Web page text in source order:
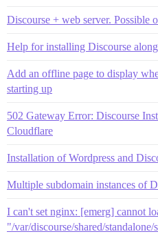
Discourse + web server. Possible
Help for installing Discourse
Add an offline page to display
starting up
502 Gateway Error: Discourse
Cloudflare
Installation of Wordpress and
Multiple subdomain instances of
I can't set nginx: [emerg] cannot
"/var/discourse/shared/